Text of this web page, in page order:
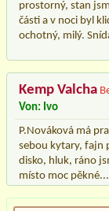
prostorný, stan
části a v noci byl
ochotný, milý.
Kemp Valcha
Von: Ivo
P.Nováková má
sebou kytary, fajn
disko, hluk, ráno
místo moc